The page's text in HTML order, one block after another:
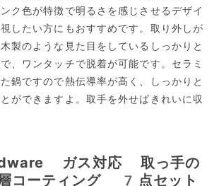
ク色が特徴で明るさを感じさせるデザイ
したい方にもおすすめです。取り外しが
製のような見た目をしているしっかりと
、ワンタッチで脱着が可能です。セラミ
鍋ですので熱伝導率が高く、しっかりと
ができますよ。取手を外せばきれいに収
ガス対応 取っ手の
ーティング 7点セット